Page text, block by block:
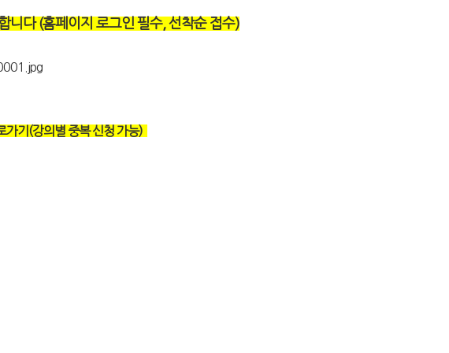
니다 (홈페이지 로그인 필수, 선착순 접수)
가기(강의별 중복 신청 가능)